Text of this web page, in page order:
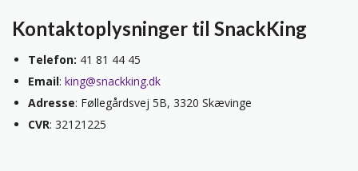
Kontaktoplysninger til SnackKing
Telefon: 41 81 44 45
Email: king@snackking.dk
Adresse: Føllegårdsvej 5B, 3320 Skævinge
CVR: 32121225